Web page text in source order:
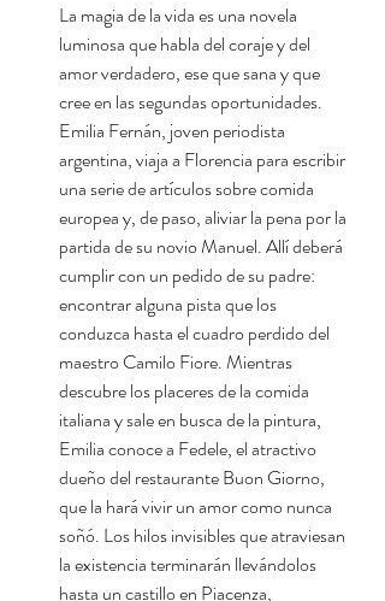
La magia de la vida es una novela
luminosa que habla del coraje y del
amor verdadero, ese que sana y que
cree en las segundas oportunidades.
Emilia Fernán, joven periodista
argentina, viaja a Florencia para escribir
una serie de artículos sobre comida
europea y, de paso, aliviar la pena por la
partida de su novio Manuel. Allí deberá
cumplir con un pedido de su padre:
encontrar alguna pista que los
conduzca hasta el cuadro perdido del
maestro Camilo Fiore. Mientras
descubre los placeres de la comida
italiana y sale en busca de la pintura,
Emilia conoce a Fedele, el atractivo
dueño del restaurante Buon Giorno,
que la hará vivir un amor como nunca
soñó. Los hilos invisibles que atraviesan
la existencia terminarán llevándolos
hasta un castillo en Piacenza,